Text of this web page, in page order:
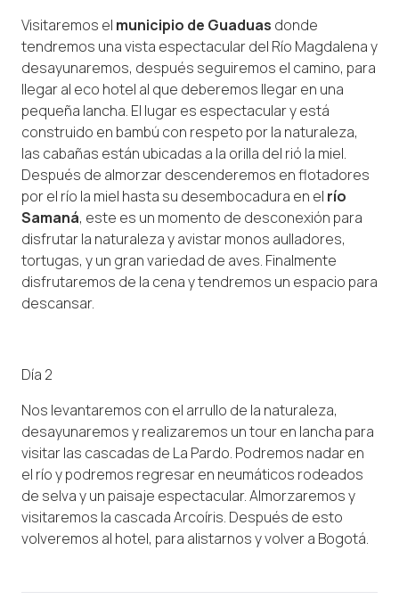
Visitaremos el municipio de Guaduas donde
tendremos una vista espectacular del Río Magdalena y
desayunaremos, después seguiremos el camino, para
llegar al eco hotel al que deberemos llegar en una
pequeña lancha. El lugar es espectacular y está
construido en bambú con respeto por la naturaleza,
las cabañas están ubicadas a la orilla del rió la miel.
Después de almorzar descenderemos en flotadores
por el río la miel hasta su desembocadura en el río
Samaná, este es un momento de desconexión para
disfrutar la naturaleza y avistar monos aulladores,
tortugas, y un gran variedad de aves. Finalmente
disfrutaremos de la cena y tendremos un espacio para
descansar.
Día 2
Nos levantaremos con el arrullo de la naturaleza,
desayunaremos y realizaremos un tour en lancha para
visitar las cascadas de La Pardo. Podremos nadar en
el río y podremos regresar en neumáticos rodeados
de selva y un paisaje espectacular. Almorzaremos y
visitaremos la cascada Arcoíris. Después de esto
volveremos al hotel, para alistarnos y volver a Bogotá.